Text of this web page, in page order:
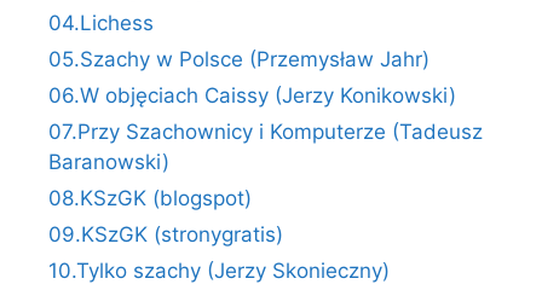
04.Lichess
05.Szachy w Polsce (Przemysław Jahr)
06.W objęciach Caissy (Jerzy Konikowski)
07.Przy Szachownicy i Komputerze (Tadeusz
Baranowski)
08.KSzGK (blogspot)
09.KSzGK (stronygratis)
10.Tylko szachy (Jerzy Skonieczny)